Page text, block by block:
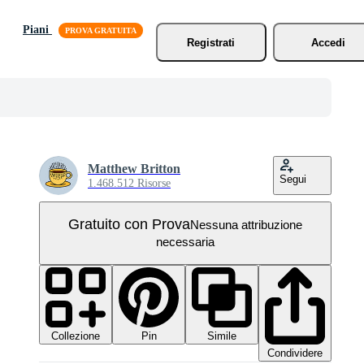
Piani
Registrati
Accedi
Matthew Britton
1.468.512 Risorse Segui
Gratuito con ProvaNessuna attribuzione
necessaria
Collezione Pin
Simile
Condividere